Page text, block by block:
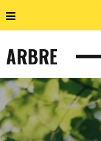
ARBRE